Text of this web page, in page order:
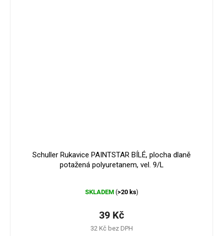
Schuller Rukavice PAINTSTAR BÍLÉ, plocha dlaně
potažená polyuretanem, vel. 9/L
hodnocení
je
z
SKLADEM (>20 ks)
32 Kč bez DPH
39 Kč